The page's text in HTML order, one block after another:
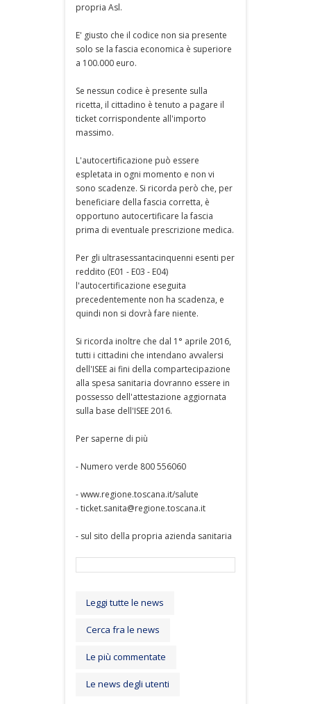
propria Asl.
E' giusto che il codice non sia presente
solo se la fascia economica è superiore
a 100.000 euro.
Se nessun codice è presente sulla
ricetta, il cittadino è tenuto a pagare il
ticket corrispondente all'importo
massimo.
L'autocertificazione può essere
espletata in ogni momento e non vi
sono scadenze. Si ricorda però che, per
beneficiare della fascia corretta, è
opportuno autocertificare la fascia
prima di eventuale prescrizione medica.
Per gli ultrasessantacinquenni esenti per
reddito (E01 - E03 - E04)
l'autocertificazione eseguita
precedentemente non ha scadenza, e
quindi non si dovrà fare niente.
Si ricorda inoltre che dal 1° aprile 2016,
tutti i cittadini che intendano avvalersi
dell'ISEE ai fini della compartecipazione
alla spesa sanitaria dovranno essere in
possesso dell'attestazione aggiornata
sulla base dell'ISEE 2016.
Per saperne di più
- Numero verde 800 556060
- www.regione.toscana.it/salute
- ticket.sanita@regione.toscana.it
- sul sito della propria azienda sanitaria
Leggi tutte le news
Cerca fra le news
Le più commentate
Le news degli utenti